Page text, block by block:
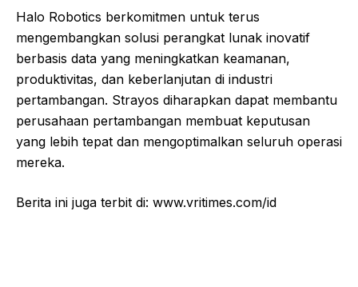
Halo Robotics berkomitmen untuk terus
mengembangkan solusi perangkat lunak inovatif
berbasis data yang meningkatkan keamanan,
produktivitas, dan keberlanjutan di industri
pertambangan. Strayos diharapkan dapat membantu
perusahaan pertambangan membuat keputusan
yang lebih tepat dan mengoptimalkan seluruh operasi
mereka.
Berita ini juga terbit di: www.vritimes.com/id